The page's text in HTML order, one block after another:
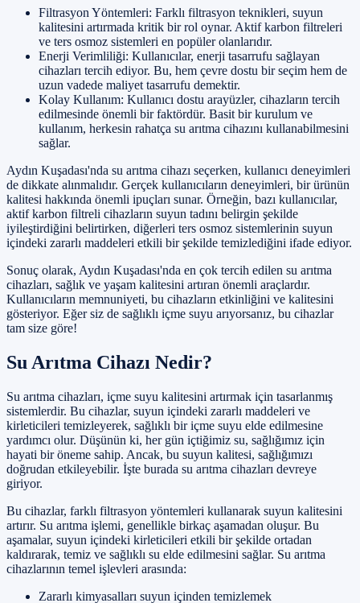
Filtrasyon Yöntemleri: Farklı filtrasyon teknikleri, suyun
kalitesini artırmada kritik bir rol oynar. Aktif karbon filtreleri
ve ters osmoz sistemleri en popüler olanlarıdır.
Enerji Verimliliği: Kullanıcılar, enerji tasarrufu sağlayan
cihazları tercih ediyor. Bu, hem çevre dostu bir seçim hem de
uzun vadede maliyet tasarrufu demektir.
Kolay Kullanım: Kullanıcı dostu arayüzler, cihazların tercih
edilmesinde önemli bir faktördür. Basit bir kurulum ve
kullanım, herkesin rahatça su arıtma cihazını kullanabilmesini
sağlar.
Aydın Kuşadası'nda su arıtma cihazı seçerken, kullanıcı deneyimleri
de dikkate alınmalıdır. Gerçek kullanıcıların deneyimleri, bir ürünün
kalitesi hakkında önemli ipuçları sunar. Örneğin, bazı kullanıcılar,
aktif karbon filtreli cihazların suyun tadını belirgin şekilde
iyileştirdiğini belirtirken, diğerleri ters osmoz sistemlerinin suyun
içindeki zararlı maddeleri etkili bir şekilde temizlediğini ifade ediyor.
Sonuç olarak, Aydın Kuşadası'nda en çok tercih edilen su arıtma
cihazları, sağlık ve yaşam kalitesini artıran önemli araçlardır.
Kullanıcıların memnuniyeti, bu cihazların etkinliğini ve kalitesini
gösteriyor. Eğer siz de sağlıklı içme suyu arıyorsanız, bu cihazlar
tam size göre!
Su Arıtma Cihazı Nedir?
Su arıtma cihazları, içme suyu kalitesini artırmak için tasarlanmış
sistemlerdir. Bu cihazlar, suyun içindeki zararlı maddeleri ve
kirleticileri temizleyerek, sağlıklı bir içme suyu elde edilmesine
yardımcı olur. Düşünün ki, her gün içtiğimiz su, sağlığımız için
hayati bir öneme sahip. Ancak, bu suyun kalitesi, sağlığımızı
doğrudan etkileyebilir. İşte burada su arıtma cihazları devreye
giriyor.
Bu cihazlar, farklı filtrasyon yöntemleri kullanarak suyun kalitesini
artırır. Su arıtma işlemi, genellikle birkaç aşamadan oluşur. Bu
aşamalar, suyun içindeki kirleticileri etkili bir şekilde ortadan
kaldırarak, temiz ve sağlıklı su elde edilmesini sağlar. Su arıtma
cihazlarının temel işlevleri arasında:
Zararlı kimyasalları suyun içinden temizlemek